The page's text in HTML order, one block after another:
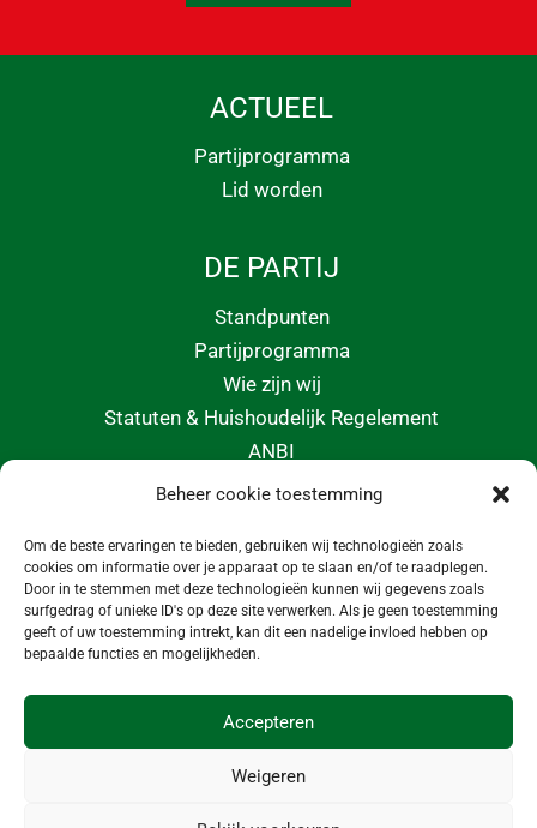
Beheer cookie toestemming
Om de beste ervaringen te bieden, gebruiken wij technologieën zoals
cookies om informatie over je apparaat op te slaan en/of te raadplegen.
Door in te stemmen met deze technologieën kunnen wij gegevens zoals
surfgedrag of unieke ID's op deze site verwerken. Als je geen toestemming
geeft of uw toestemming intrekt, kan dit een nadelige invloed hebben op
bepaalde functies en mogelijkheden.
Accepteren
Weigeren
ACTUEEL
Partijprogramma
Lid worden
DE PARTIJ
Standpunten
Partijprogramma
Wie zijn wij
Statuten & Huishoudelijk Regelement
ANBI
info@morgeninmedemblik.nl